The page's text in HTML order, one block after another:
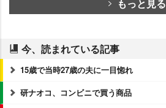
もっと見る
今、読まれている記事
15歳で当時27歳の夫に一目惚れ
研ナオコ、コンビニで買う商品